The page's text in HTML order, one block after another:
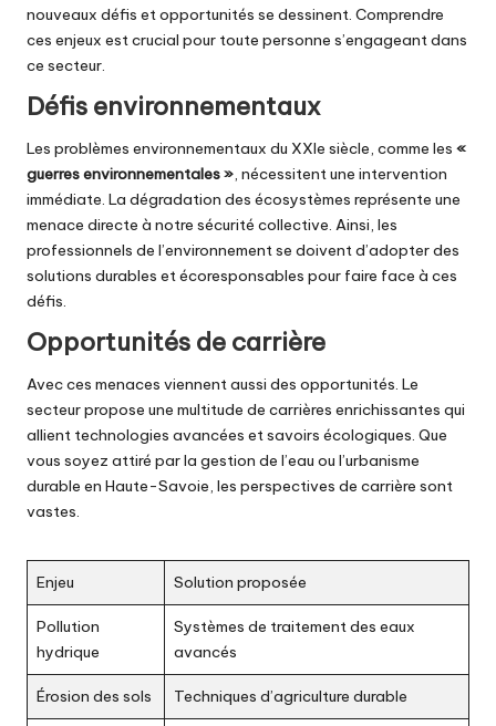
nouveaux défis et opportunités se dessinent. Comprendre
ces enjeux est crucial pour toute personne s’engageant dans
ce secteur.
Défis environnementaux
Les problèmes environnementaux du XXIe siècle, comme les «
guerres environnementales », nécessitent une intervention
immédiate. La dégradation des écosystèmes représente une
menace directe à notre sécurité collective. Ainsi, les
professionnels de l’environnement se doivent d’adopter des
solutions durables et écoresponsables pour faire face à ces
défis.
Opportunités de carrière
Avec ces menaces viennent aussi des opportunités. Le
secteur propose une multitude de carrières enrichissantes qui
allient technologies avancées et savoirs écologiques. Que
vous soyez attiré par la gestion de l’eau ou l’urbanisme
durable en Haute-Savoie, les perspectives de carrière sont
vastes.
Enjeu Solution proposée
Pollution
hydrique
Systèmes de traitement des eaux
avancés
Érosion des sols Techniques d’agriculture durable